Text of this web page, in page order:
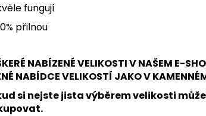
fungují
přilnou
NABÍZENÉ VELIKOSTI V NAŠEM E-
NABÍDCE VELIKOSTÍ JAKO V
si nejste jista výběrem velikosti